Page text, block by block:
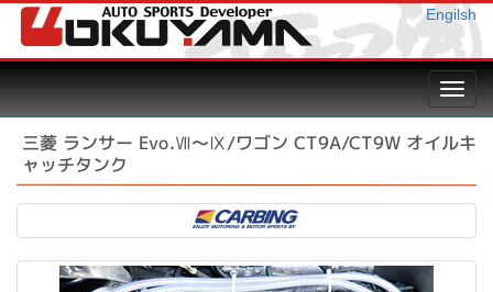
Engilsh
三菱 ランサー Evo.Ⅶ～Ⅸ/ワゴン CT9A/CT9W オイルキ
ャッチタンク